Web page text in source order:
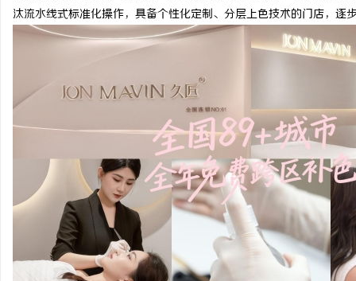
汰流水线式标准化操作，具备个性化定制、分层上色技术的门店，逐